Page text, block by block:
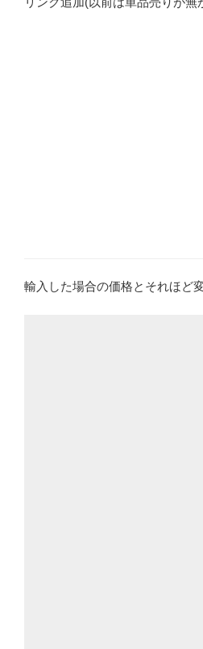
輸入した場合の価格とそれほど